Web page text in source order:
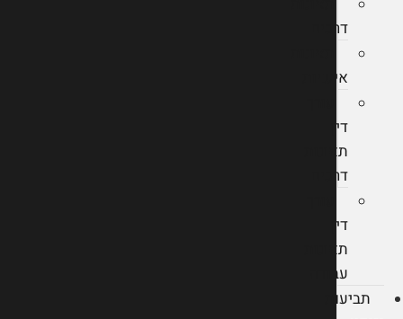
דרכים
אישיות
דין
תאונות
דרכים
דין
תאונות
עבודה
תביעות